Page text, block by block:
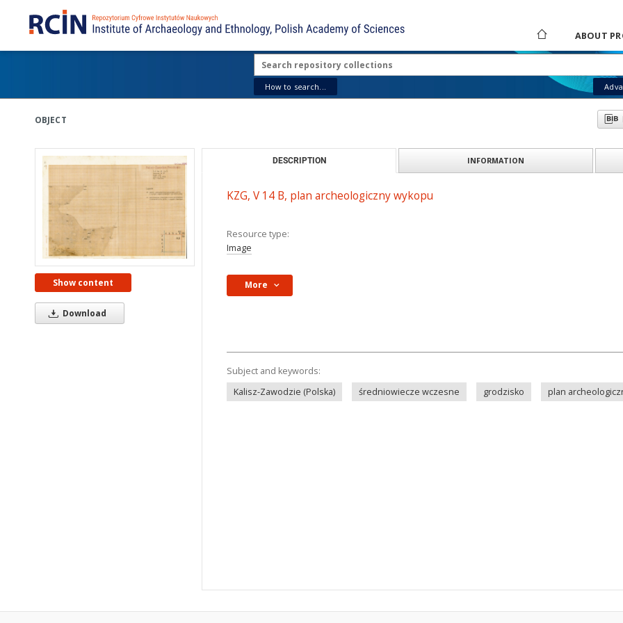
ABOUT
How to search...
OBJECT
Show content
Download
DESCRIPTION INFORMATION
KZG, V 14 B, plan archeologiczny wykopu
Resource type:
Image
More
Subject and keywords:
Kalisz-Zawodzie (Polska)
średniowiecze wczesne grodzisko plan